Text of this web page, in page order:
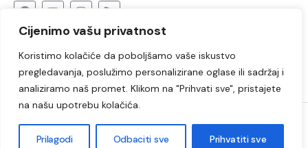
Cijenimo vašu privatnost
Koristimo kolačiće da poboljšamo vaše iskustvo
pregledavanja, poslužimo personalizirane oglase ili sadržaj i
analiziramo naš promet. Klikom na "Prihvati sve", pristajete
na našu upotrebu kolačića.
Prilagodi Odbaciti sve Prihvatiti sve
Lukavac Društvo Crna hronika
Sport
Kultura
Kolumne Slobodno vrijeme